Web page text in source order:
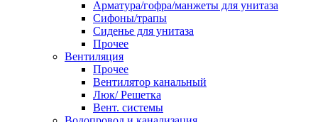
Арматура/гофра/манжеты для унитаза
Сифоны/трапы
Сиденье для унитаза
Прочее
Вентиляция
Прочее
Вентилятор канальный
Люк/ Решетка
Вент. системы